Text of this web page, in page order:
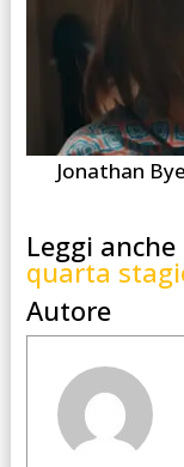
Jonathan
Leggi anche
quarta
Autore